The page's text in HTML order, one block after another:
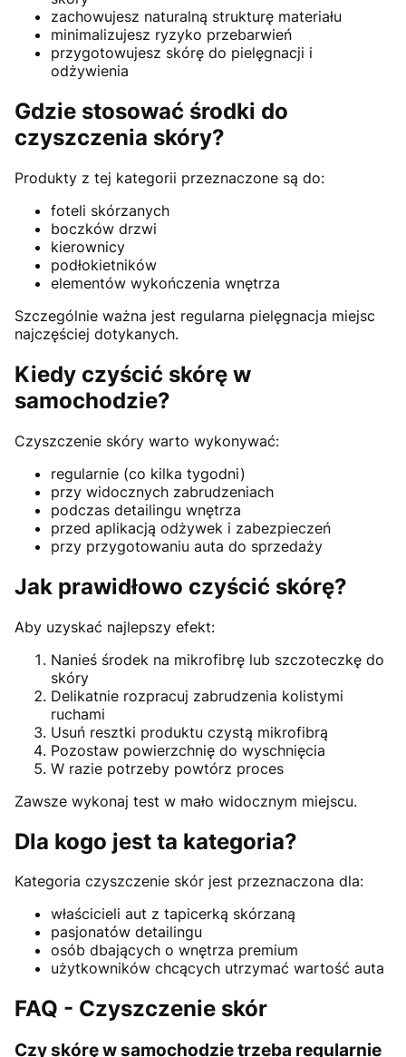
zachowujesz naturalną strukturę materiału
minimalizujesz ryzyko przebarwień
przygotowujesz skórę do pielęgnacji i
odżywienia
Gdzie stosować środki do
czyszczenia skóry?
Produkty z tej kategorii przeznaczone są do:
foteli skórzanych
boczków drzwi
kierownicy
podłokietników
elementów wykończenia wnętrza
Szczególnie ważna jest regularna pielęgnacja miejsc
najczęściej dotykanych.
Kiedy czyścić skórę w
samochodzie?
Czyszczenie skóry warto wykonywać:
regularnie (co kilka tygodni)
przy widocznych zabrudzeniach
podczas detailingu wnętrza
przed aplikacją odżywek i zabezpieczeń
przy przygotowaniu auta do sprzedaży
Jak prawidłowo czyścić skórę?
Aby uzyskać najlepszy efekt:
Nanieś środek na mikrofibrę lub szczoteczkę do
skóry
Delikatnie rozpracuj zabrudzenia kolistymi
ruchami
Usuń resztki produktu czystą mikrofibrą
Pozostaw powierzchnię do wyschnięcia
W razie potrzeby powtórz proces
Zawsze wykonaj test w mało widocznym miejscu.
Dla kogo jest ta kategoria?
Kategoria czyszczenie skór jest przeznaczona dla:
właścicieli aut z tapicerką skórzaną
pasjonatów detailingu
osób dbających o wnętrza premium
użytkowników chcących utrzymać wartość auta
FAQ - Czyszczenie skór
Czy skórę w samochodzie trzeba regularnie